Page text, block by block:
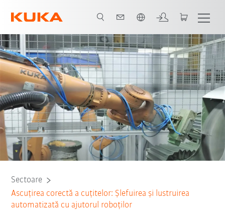
Toți partenerii de sistem
Sectoare
Ascuțirea corectă a cuțitelor: Șlefuirea și lustruirea
automatizată cu ajutorul roboților